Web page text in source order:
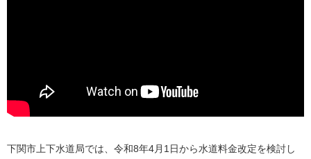
下関市上下水道局では、令和8年4月1日から水道料金改定を検討し